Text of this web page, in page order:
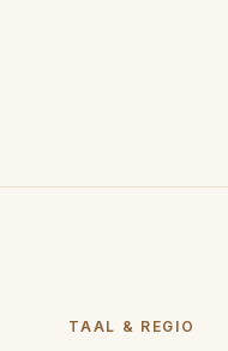
TAAL & REGIO